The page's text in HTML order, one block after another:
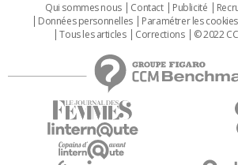
Qui sommes nous Contact Publicité
Données personnelles
Paramétrer les cookies
Tous les articles
Corrections © 2022